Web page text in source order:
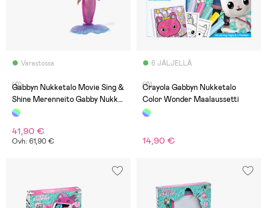
Varastossa
(0)
Gabbyn Nukketalo Movie Sing &
Shine Merenneito Gabby Nukke
36 cm
41,90 €
Ovh: 61,90 €
6 JÄLJELLÄ
(0)
Crayola Gabbyn Nukketalo
Color Wonder Maalaussetti
14,90 €